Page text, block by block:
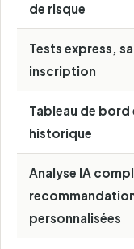
de risque
Tests express,
inscription
Tableau de bord
historique
Analyse IA
personnalisées